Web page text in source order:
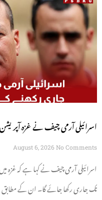
اسرائیلی آرمی چیف نے غزہ
August 6, 2026 No Comments
اسرائیلی آرمی چیف نے کہا ہے کہ
تک جاری رکھا جائے گا۔ ان کے مطابق